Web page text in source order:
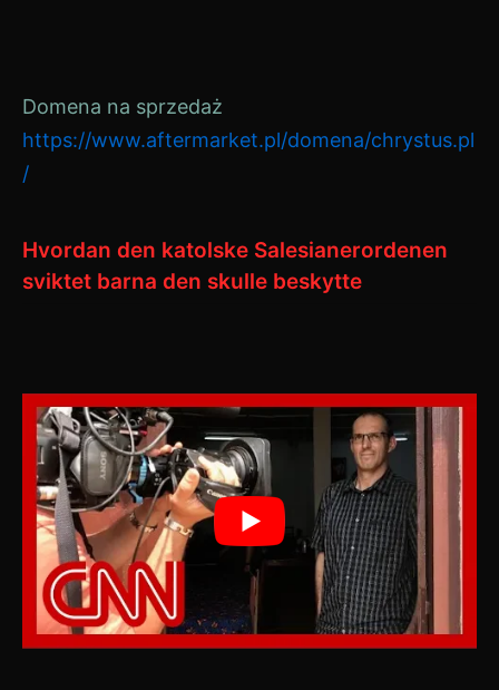
Domena na sprzedaż
https://www.aftermarket.pl/domena/chrystus.pl
/
Hvordan den katolske Salesianerordenen
sviktet barna den skulle beskytte